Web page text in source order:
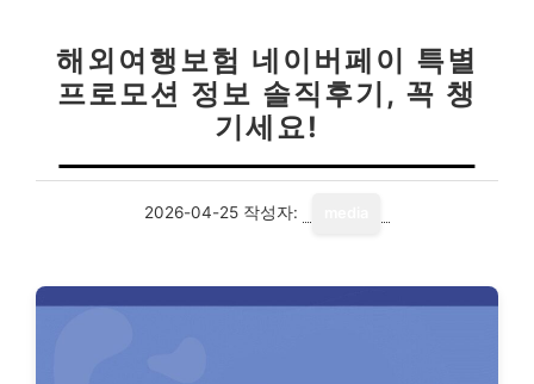
해외여행보험 네이버페이 특별
프로모션 정보 솔직후기, 꼭 챙
기세요!
2026-04-25 작성자: